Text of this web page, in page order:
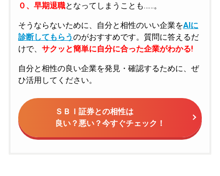
０、早期退職となってしまうことも……。
そうならないために、自分と相性のいい企業をAIに
診断してもらうのがおすすめです。質問に答えるだ
けで、 サクッと簡単に自分に合った企業がわかる!
自分と相性の良い企業を発見・確認するために、ぜ
ひ活用してください。
ＳＢＩ証券との相性は
良い？悪い？今すぐチェック！